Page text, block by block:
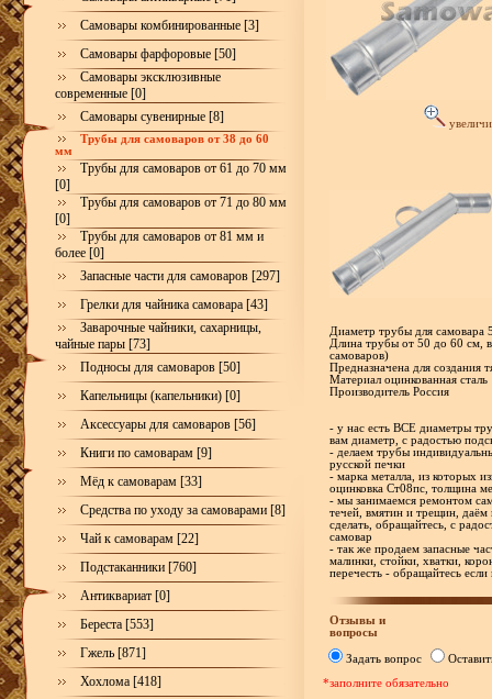
Самовары комбинированные [3]
Самовары фарфоровые [50]
Самовары эксклюзивные
современные [0]
Самовары сувенирные [8]
Трубы для самоваров от 38 до 60
мм
Трубы для самоваров от 61 до 70 мм
[0]
Трубы для самоваров от 71 до 80 мм
[0]
Трубы для самоваров от 81 мм и
более [0]
Запасные части для самоваров [297]
Грелки для чайника самовара [43]
Заварочные чайники, сахарницы,
чайные пары [73]
Подносы для самоваров [50]
Капельницы (капельники) [0]
Аксессуары для самоваров [56]
Книги по самоварам [9]
Мёд к самоварам [33]
Средства по уходу за самоварами [8]
Чай к самоварам [22]
Подстаканники [760]
Антиквариат [0]
Береста [553]
Гжель [871]
Хохлома [418]
Диаметр трубы для самовара
Длина трубы от 50 до 60 см, в
самоваров)
Предназначена для создания
Материал оцинкованная сталь
Производитель Россия
- у нас есть ВСЕ диаметры
вам диаметр, с радостью
- делаем трубы
русской печки
- марка металла, из которых
оцинковка Ст08пс, толщина
- мы занимаемся ремонтом
течей, вмятин и трещин, даём
сделать, обращайтесь, с
самовар
- так же продаем запасные
малинки, стойки, хватки,
перечесть - обращайтесь
Отзывы и
вопросы
Задать вопрос
*заполните обязательно